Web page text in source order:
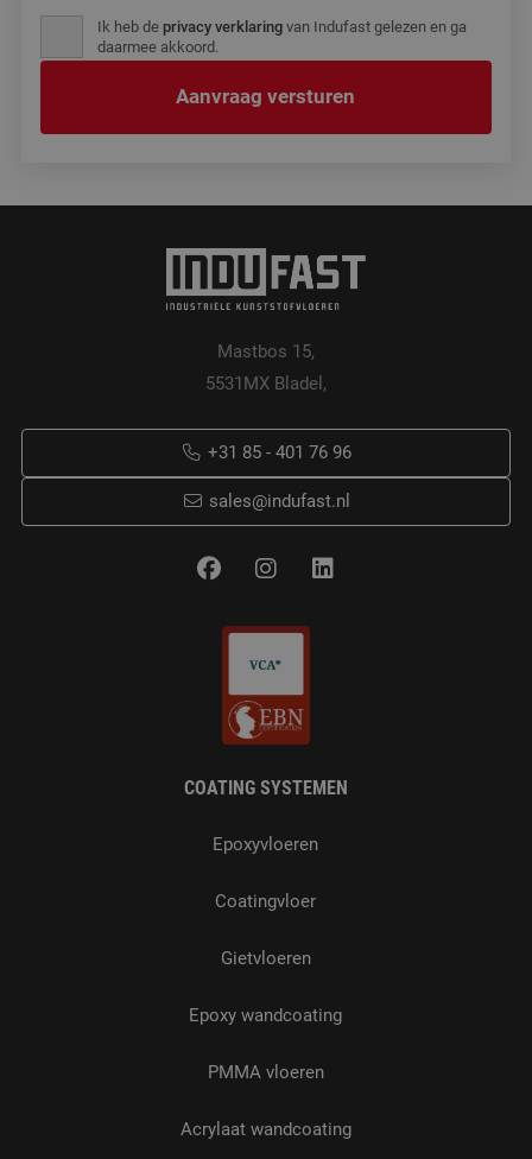
Ik heb de privacy verklaring van Indufast gelezen en ga
daarmee akkoord.
Mastbos 15,
5531MX Bladel,
+31 85 - 401 76 96
sales@indufast.nl
COATING SYSTEMEN
Epoxyvloeren
Coatingvloer
Gietvloeren
Epoxy wandcoating
PMMA vloeren
Acrylaat wandcoating